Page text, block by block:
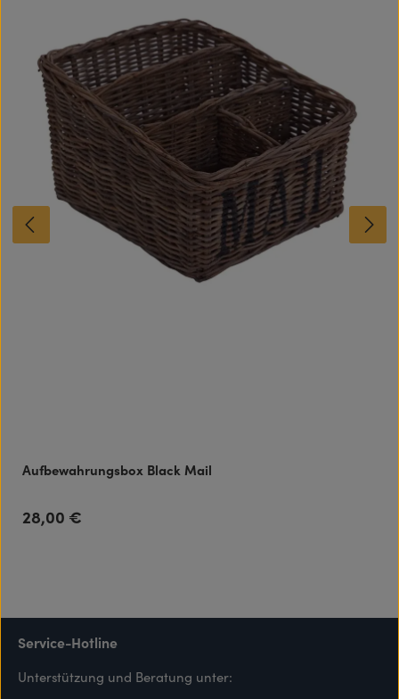
Aufbewahrungsbox Black Mail
Regulärer Preis:
28,00 €
Service-Hotline
Unterstützung und Beratung unter: